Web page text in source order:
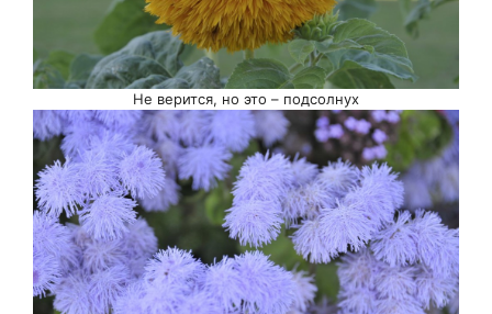
Не верится, но это – подсолнух